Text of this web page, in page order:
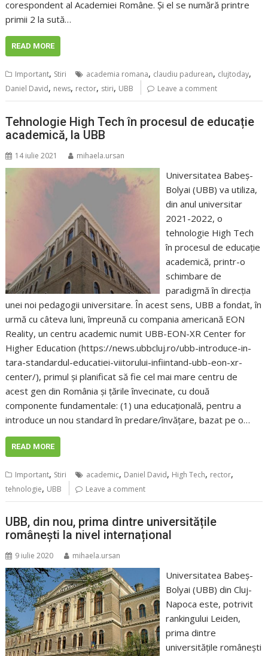
corespondent al Academiei Române. Și el se numără printre
primii 2 la sută…
READ MORE
Important, Stiri academia romana, claudiu padurean, clujtoday,
Daniel David, news, rector, stiri, UBB Leave a comment
Tehnologie High Tech în procesul de educație
academică, la UBB
14 iulie 2021 mihaela.ursan
Universitatea Babeș-
Bolyai (UBB) va utiliza,
din anul universitar
2021-2022, o
tehnologie High Tech
în procesul de educație
academică, printr-o
schimbare de
paradigmă în direcția
unei noi pedagogii universitare. În acest sens, UBB a fondat, în
urmă cu câteva luni, împreună cu compania americană EON
Reality, un centru academic numit UBB-EON-XR Center for
Higher Education (https://news.ubbcluj.ro/ubb-introduce-in-
tara-standardul-educatiei-viitorului-infiintand-ubb-eon-xr-
center/), primul și planificat să fie cel mai mare centru de
acest gen din România și țările învecinate, cu două
componente fundamentale: (1) una educațională, pentru a
introduce un nou standard în predare/învățare, bazat pe o…
READ MORE
Important, Stiri academic, Daniel David, High Tech, rector,
tehnologie, UBB Leave a comment
UBB, din nou, prima dintre universitățile
românești la nivel internațional
9 iulie 2020 mihaela.ursan
Universitatea Babeș-
Bolyai (UBB) din Cluj-
Napoca este, potrivit
rankingului Leiden,
prima dintre
universitățile românești